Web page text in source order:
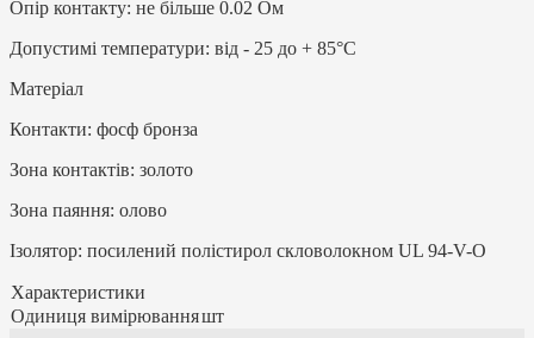
Опір контакту: не більше 0.02 Ом
Допустимі температури: від - 25 до + 85°С
Матеріал
Контакти: фосф бронза
Зона контактів: золото
Зона паяння: олово
Ізолятор: посилений полістирол скловолокном UL 94-V-O
Характеристики
Одиниця вимірюванняшт